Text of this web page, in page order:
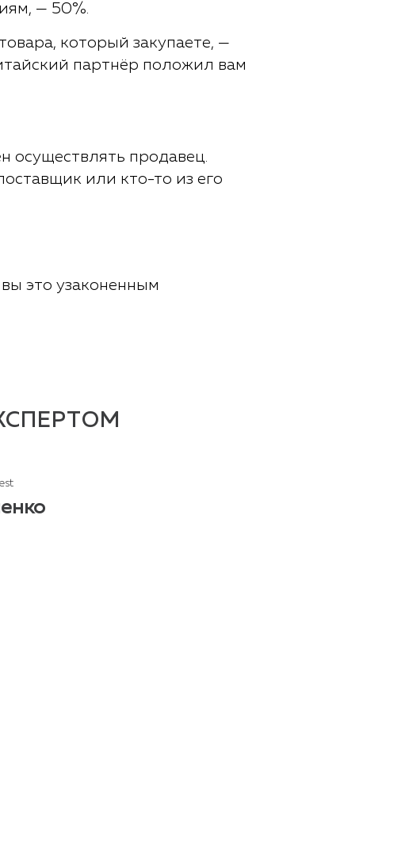
— 50%.
который закупаете, —
партнёр положил вам
осуществлять продавец.
или кто-то из его
это узаконенным